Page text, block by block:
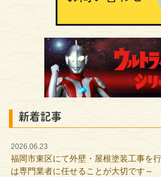
新着記事
2026.06.23
福岡市東区にて外壁・屋根塗装工事を
は専門業者に任せることが大切です～